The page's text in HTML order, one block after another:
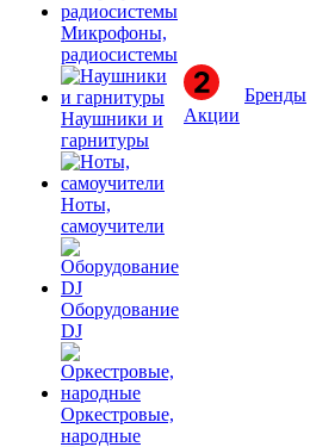
Микрофоны,
радиосистемы
Наушники и
гарнитуры
Ноты,
самоучители
Оборудование
DJ
Оркестровые,
народные
Акции
Бренды